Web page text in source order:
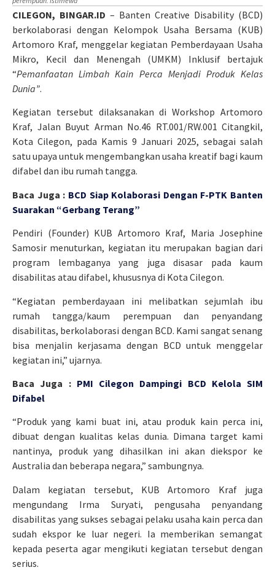
CILEGON, BINGAR.ID – Banten Creative Disability (BCD)
berkolaborasi dengan Kelompok Usaha Bersama (KUB)
Artomoro Kraf, menggelar kegiatan Pemberdayaan Usaha
Mikro, Kecil dan Menengah (UMKM) Inklusif bertajuk
“Pemanfaatan Limbah Kain Perca Menjadi Produk Kelas
Dunia”.
Kegiatan tersebut dilaksanakan di Workshop Artomoro
Kraf, Jalan Buyut Arman No.46 RT.001/RW.001 Citangkil,
Kota Cilegon, pada Kamis 9 Januari 2025, sebagai salah
satu upaya untuk mengembangkan usaha kreatif bagi kaum
difabel dan ibu rumah tangga.
Baca Juga : BCD Siap Kolaborasi Dengan F-PTK Banten
Suarakan “Gerbang Terang”
Pendiri (Founder) KUB Artomoro Kraf, Maria Josephine
Samosir menuturkan, kegiatan itu merupakan bagian dari
program lembaganya yang juga disasar pada kaum
disabilitas atau difabel, khususnya di Kota Cilegon.
“Kegiatan pemberdayaan ini melibatkan sejumlah ibu
rumah tangga/kaum perempuan dan penyandang
disabilitas, berkolaborasi dengan BCD. Kami sangat senang
bisa menjalin kerjasama dengan BCD untuk menggelar
kegiatan ini,” ujarnya.
Baca Juga : PMI Cilegon Dampingi BCD Kelola SIM
Difabel
“Produk yang kami buat ini, atau produk kain perca ini,
dibuat dengan kualitas kelas dunia. Dimana target kami
nantinya, produk yang dihasilkan ini akan diekspor ke
Australia dan beberapa negara,” sambungnya.
Dalam kegiatan tersebut, KUB Artomoro Kraf juga
mengundang Irma Suryati, pengusaha penyandang
disabilitas yang sukses sebagai pelaku usaha kain perca dan
sudah ekspor ke luar negeri. Ia memberikan semangat
kepada peserta agar mengikuti kegiatan tersebut dengan
serius.